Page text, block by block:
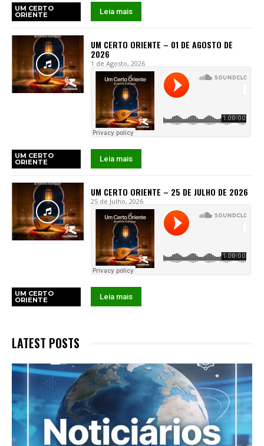
UM CERTO
ORIENTE Leia mais
UM CERTO
ORIENTE
UM CERTO ORIENTE – 01 DE AGOSTO DE
2026
1 de Agosto, 2026
Leia mais
UM CERTO
ORIENTE
UM CERTO ORIENTE – 25 DE JULHO DE 2026
25 de Julho, 2026
Leia mais
LATEST POSTS